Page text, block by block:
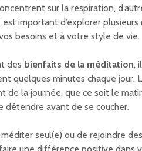
sur la respiration,
important d’explorer
besoins et à votre style de vie.
des bienfaits de la méditation,
quelques minutes chaque jour.
de la journée, que ce soit le
détendre avant de se coucher.
seul(e) ou de rejoindre